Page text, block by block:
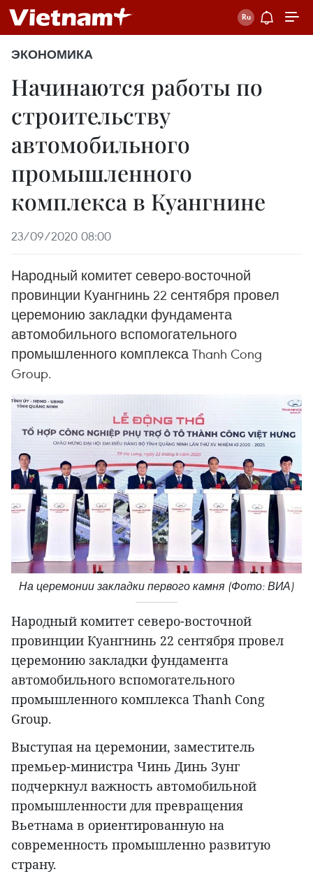
ЭКОНОМИКА
Начинаются работы по
строительству
автомобильного
промышленного
комплекса в Куангнине
23/09/2020 08:00
Народный комитет северо-восточной
провинции Куангнинь 22 сентября провел
церемонию закладки фундамента
автомобильного вспомогательного
промышленного комплекса Thanh Cong
Group.
На церемонии закладки первого камня (Фото: ВИА)
Народный комитет северо-восточной
провинции Куангнинь 22 сентября провел
церемонию закладки фундамента
автомобильного вспомогательного
промышленного комплекса Thanh Cong
Group.
Выступая на церемонии, заместитель
премьер-министра Чинь Динь Зунг
подчеркнул важность автомобильной
промышленности для превращения
Вьетнама в ориентированную на
современность промышленно развитую
страну.